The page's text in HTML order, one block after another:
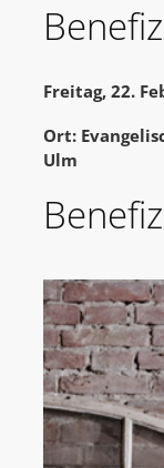
Freitag, 22.
Ort:
Ulm